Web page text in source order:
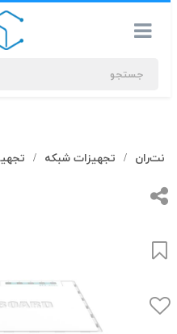
جستجوهای
شما
#کابل شبکه
بیشترین
جستجوهای
#کابل شبکه
#کابل شبکه
نت‌ران تجهیزات شبکه